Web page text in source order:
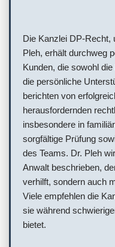
Die Kanzlei DP-Recht,
Pleh, erhält durchweg
Kunden, die sowohl
die persönliche
berichten von
herausfordernden
insbesondere in
sorgfältige Prüfung
des Teams. Dr. Pleh
Anwalt beschrieben,
verhilft, sondern auch
Viele empfehlen die
sie während
bietet.